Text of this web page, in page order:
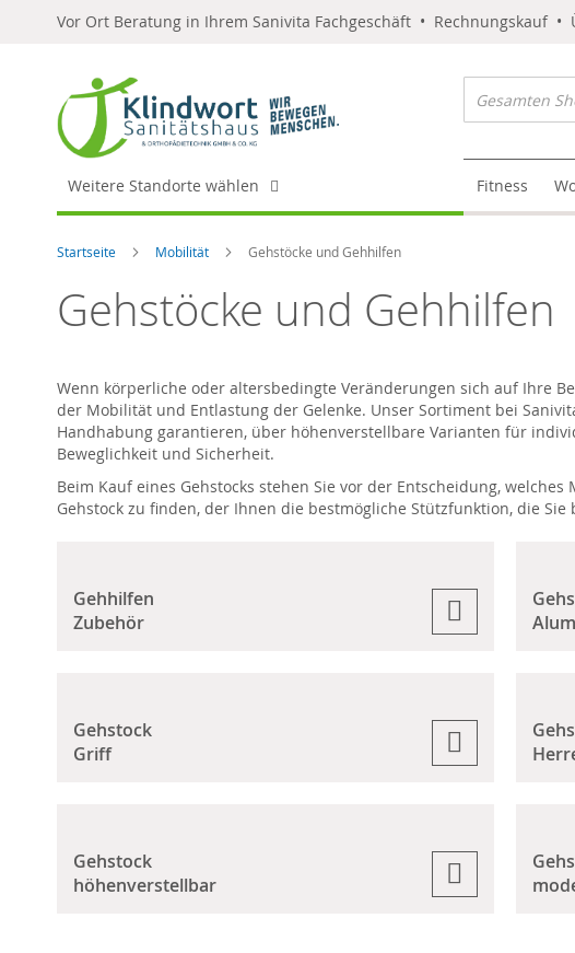
Vor Ort Beratung in Ihrem Sanivita Fachgeschäft • Rechnungskauf
Weitere Standorte wählen Fitness
Startseite Mobilität Gehstöcke und Gehhilfen
Gehstöcke und Gehhilfen
Wenn körperliche oder altersbedingte Veränderungen sich auf Ihre
der Mobilität und Entlastung der Gelenke. Unser Sortiment bei
Handhabung garantieren, über höhenverstellbare Varianten für
Beweglichkeit und Sicherheit.
Beim Kauf eines Gehstocks stehen Sie vor der Entscheidung,
Gehstock zu finden, der Ihnen die bestmögliche Stützfunktion, die
Gehhilfen
Zubehör
Gehstock
Griff
Gehstock
höhenverstellbar